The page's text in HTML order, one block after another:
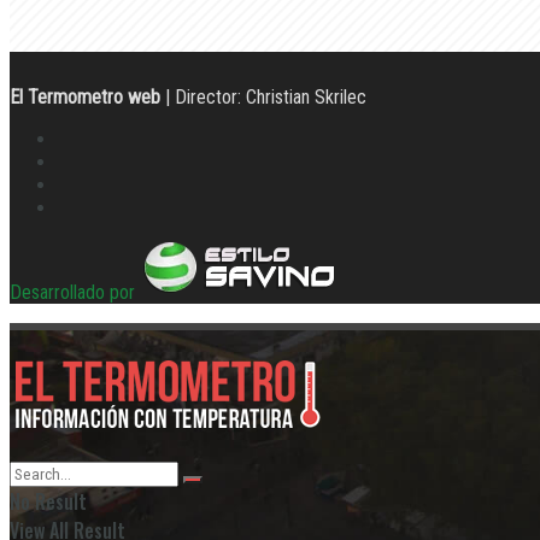
El Termometro web | Director: Christian Skrilec
Desarrollado por
No Result
View All Result